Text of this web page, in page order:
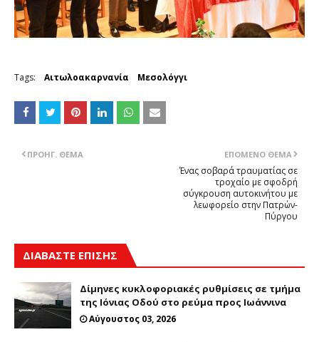
Tags: Αιτωλοακαρνανία Μεσολόγγι
ΕΠΌΜΕΝΟ ΘΈΜΑ
Ένας σοβαρά τραυματίας σε
τροχαίο με σφοδρή
σύγκρουση αυτοκινήτου με
λεωφορείο στην Πατρών-
Πύργου
ΠΡΟΗΓ. ΘΈΜΑ
ΔΙΑΒΑΣΤΕ ΕΠΙΣΗΣ
Δίμηνες κυκλοφοριακές ρυθμίσεις σε τμήμα
της Ιόνιας Οδού στο ρεύμα προς Ιωάννινα
Αύγουστος 03, 2026